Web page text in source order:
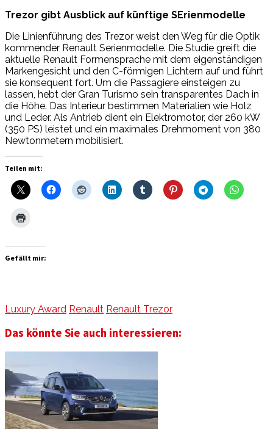
Trezor gibt Ausblick auf künftige SErienmodelle
Die Linienführung des Trezor weist den Weg für die Optik
kommender Renault Serienmodelle. Die Studie greift die
aktuelle Renault Formensprache mit dem eigenständigen
Markengesicht und den C-förmigen Lichtern auf und führt
sie konsequent fort. Um die Passagiere einsteigen zu
lassen, hebt der Gran Turismo sein transparentes Dach in
die Höhe. Das Interieur bestimmen Materialien wie Holz
und Leder. Als Antrieb dient ein Elektromotor, der 260 kW
(350 PS) leistet und ein maximales Drehmoment von 380
Newtonmetern mobilisiert.
Teilen mit:
Gefällt mir:
Luxury Award Renault Renault Trezor
Das könnte Sie auch interessieren: